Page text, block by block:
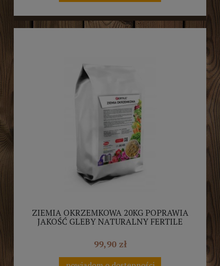
ZIEMIA OKRZEMKOWA 20KG POPRAWIA
JAKOŚĆ GLEBY NATURALNY FERTILE
99,90 zł